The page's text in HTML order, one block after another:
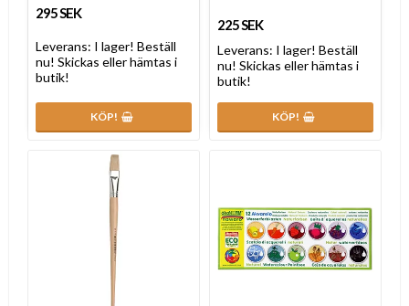
295 SEK
Leverans: I lager! Beställ
nu! Skickas eller hämtas i
butik!
KÖP!
225 SEK
Leverans: I lager! Beställ
nu! Skickas eller hämtas i
butik!
KÖP!